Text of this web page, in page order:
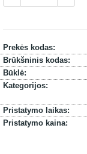
Prekės kodas:
Brūkšninis kodas:
Būklė:
Kategorijos:
Pristatymo laikas:
Pristatymo kaina: